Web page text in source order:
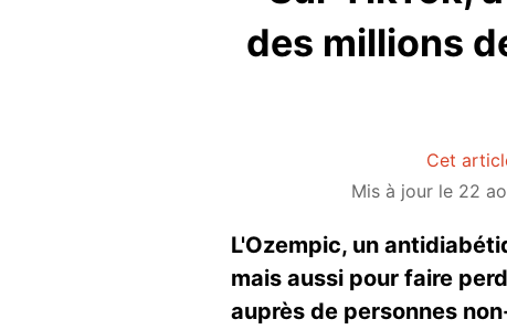
des millions
Cet
Mis à jour le 22
L'Ozempic, un
mais aussi pour faire
auprès de personnes